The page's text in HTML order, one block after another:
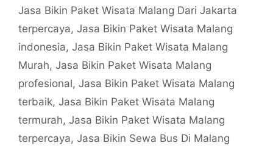
Jasa Bikin Paket Wisata Malang Dari Jakarta
terpercaya, Jasa Bikin Paket Wisata Malang
indonesia, Jasa Bikin Paket Wisata Malang
Murah, Jasa Bikin Paket Wisata Malang
profesional, Jasa Bikin Paket Wisata Malang
terbaik, Jasa Bikin Paket Wisata Malang
termurah, Jasa Bikin Paket Wisata Malang
terpercaya, Jasa Bikin Sewa Bus Di Malang